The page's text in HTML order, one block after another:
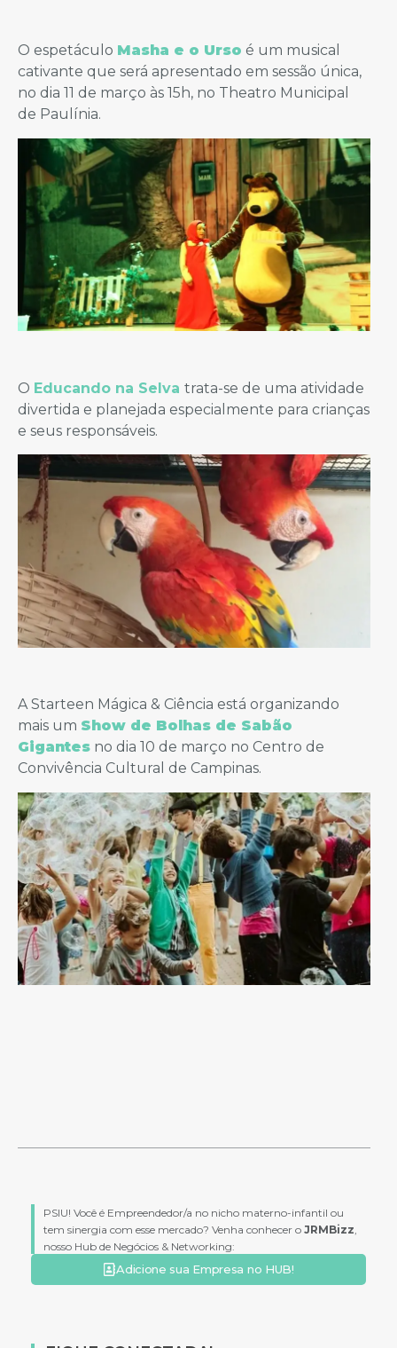
O espetáculo Masha e o Urso é um musical
cativante que será apresentado em sessão única,
no dia 11 de março às 15h, no Theatro Municipal
de Paulínia.
O Educando na Selva trata-se de uma atividade
divertida e planejada especialmente para crianças
e seus responsáveis.
A Starteen Mágica & Ciência está organizando
mais um Show de Bolhas de Sabão
Gigantes no dia 10 de março no Centro de
Convivência Cultural de Campinas.
PSIU! Você é Empreendedor/a no nicho materno-infantil ou
tem sinergia com esse mercado? Venha conhecer o JRMBizz,
nosso Hub de Negócios & Networking:
Adicione sua Empresa no HUB!